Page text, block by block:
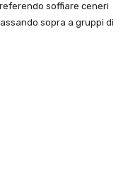
soffiare ceneri
sopra a gruppi di